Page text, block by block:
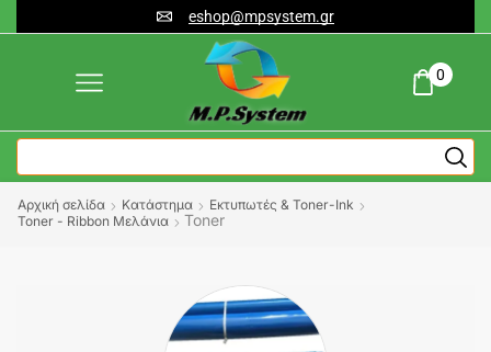
eshop@mpsystem.gr
0
Αρχική σελίδα Κατάστημα
Εκτυπωτές & Toner-Ink
Toner - Ribbon Μελάνια
Toner